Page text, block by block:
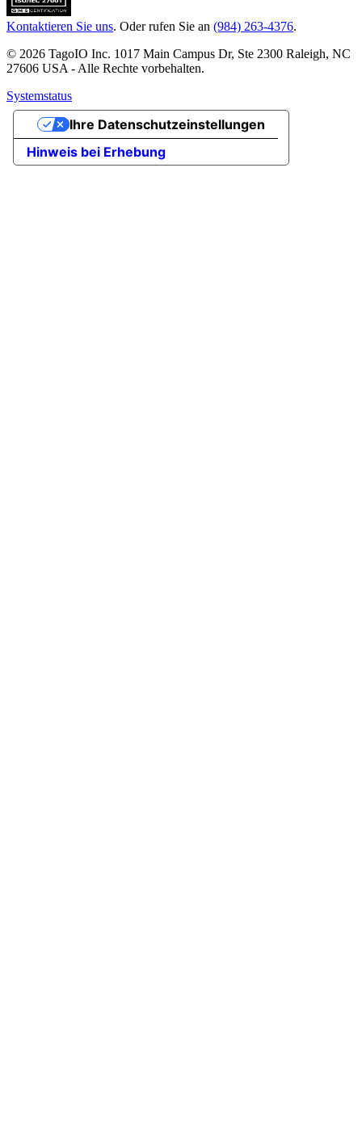
Kontaktieren Sie uns. Oder rufen Sie an (984) 263-4376.
© 2026 TagoIO Inc. 1017 Main Campus Dr, Ste 2300 Raleigh, NC
27606 USA - Alle Rechte vorbehalten.
Systemstatus
Hinweis bei Erhebung
Ihre Datenschutzeinstellungen